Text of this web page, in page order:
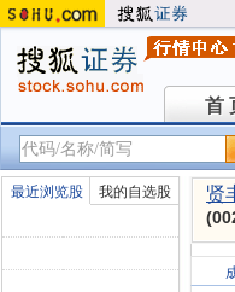
首
首
最近浏览股 我的自选股 贤